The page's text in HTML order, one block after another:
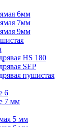
6мм
7мм
9мм
HS 180
SEP
пушистая
6
7 мм
5 мм